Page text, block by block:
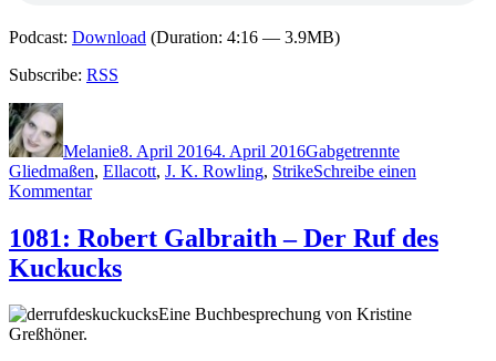
Podcast: Download (Duration: 4:16 — 3.9MB)
Subscribe: RSS
Autor
Melanie8. April 20164. April 2016Gabgetrennte
Gliedmaßen, Ellacott, J. K. Rowling, StrikeSchreibe einen
Kommentarzu
Robert
Galbraith
–
Ernte
1081: Robert Galbraith – Der Ruf des
Kuckucks
Eine Buchbesprechung von Kristine
Greßhöner.